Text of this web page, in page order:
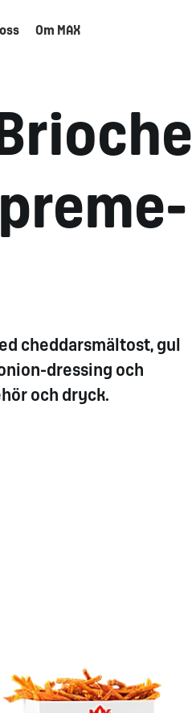
Om MAX
cheddarsmältost, gul
dressing och
och dryck.